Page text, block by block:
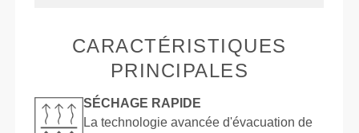
CARACTÉRISTIQUES
PRINCIPALES
SÉCHAGE RAPIDE
La technologie avancée d'évacuation de